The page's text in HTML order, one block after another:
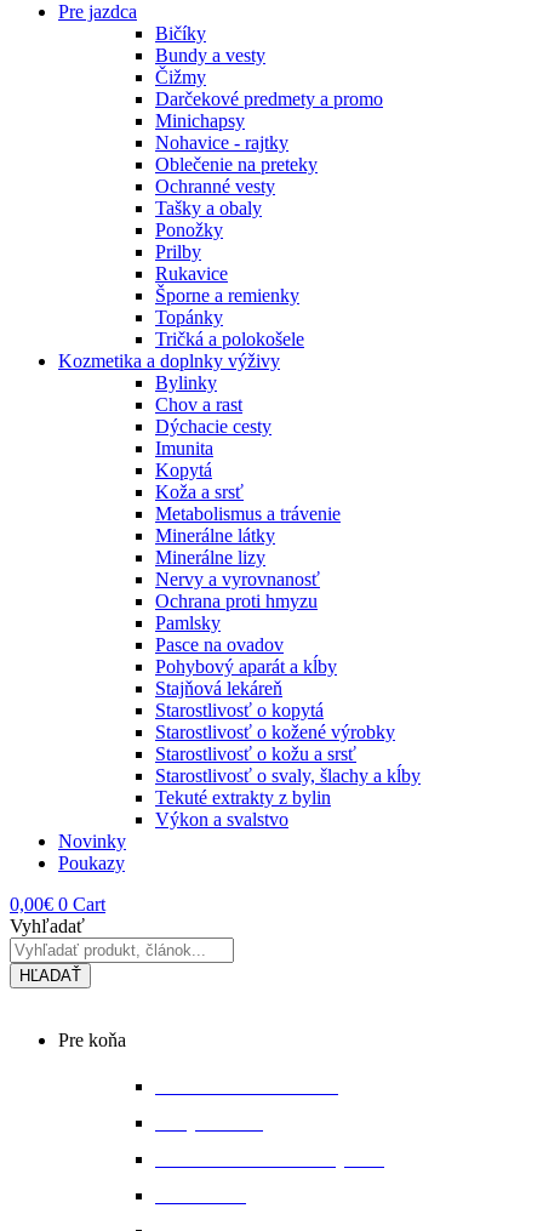
Pre jazdca
Bičíky
Bundy a vesty
Čižmy
Darčekové predmety a promo
Minichapsy
Nohavice - rajtky
Oblečenie na preteky
Ochranné vesty
Tašky a obaly
Ponožky
Prilby
Rukavice
Šporne a remienky
Topánky
Tričká a polokošele
Kozmetika a doplnky výživy
Bylinky
Chov a rast
Dýchacie cesty
Imunita
Kopytá
Koža a srsť
Metabolismus a trávenie
Minerálne látky
Minerálne lizy
Nervy a vyrovnanosť
Ochrana proti hmyzu
Pamlsky
Pasce na ovadov
Pohybový aparát a kĺby
Stajňová lekáreň
Starostlivosť o kopytá
Starostlivosť o kožené výrobky
Starostlivosť o kožu a srsť
Starostlivosť o svaly, šlachy a kĺby
Tekuté extrakty z bylin
Výkon a svalstvo
Novinky
Poukazy
0,00€ 0 Cart
Vyhľadať
HĽADAŤ
Main
Pre koňa